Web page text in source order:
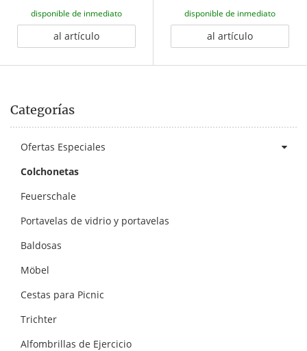
disponible de inmediato
al artículo
disponible de inmediato
al artículo
Categorías
Ofertas Especiales
Colchonetas
Feuerschale
Portavelas de vidrio y portavelas
Baldosas
Möbel
Cestas para Picnic
Trichter
Alfombrillas de Ejercicio